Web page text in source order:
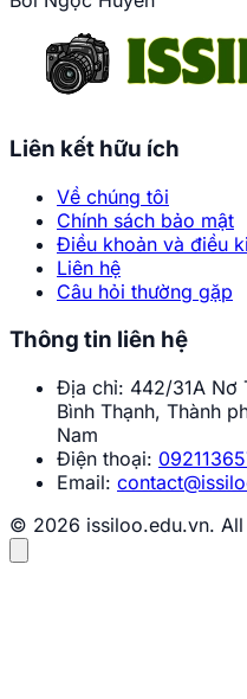
Liên kết hữu ích
Về chúng tôi
Chính sách bảo mật
Điều khoản và điều
Liên hệ
Câu hỏi thường gặp
Thông tin liên hệ
Địa chỉ: 442/31A Nơ
Bình Thạnh, Thành
Nam
Điện thoại:
Email:
© 2026 issiloo.edu.vn. All